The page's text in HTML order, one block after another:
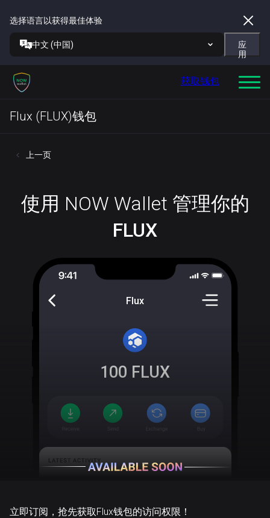
选择语言以获得最佳体验
中文 (中国)
应
用
获取钱包
Flux (FLUX)钱包
上一页
使用 NOW Wallet 管理你的
FLUX
Flux
100 FLUX
立即订阅，抢先获取Flux钱包的访问权限！